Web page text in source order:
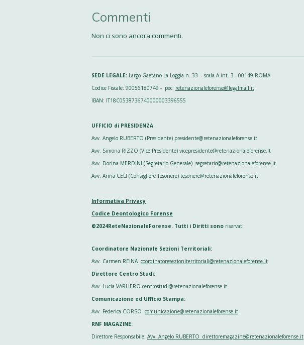
Commenti
Non ci sono ancora commenti.
SEDE LEGALE: Largo Gaetano La Loggia n. 33 - scala A int. 3 - 00149 ROMA
Codice Fiscale: 90056180749 - pec: retenazionaleforense@legalmail.it
IBAN: IT18C0538736740000003396555
UFFICIO di PRESIDENZA
Avv. Angelo RUBERTO (Presidente) presidente@retenazionaleforense.it
Avv. Simona RIZZO (Vice Presidente) vicepresidente@retenazionaleforense.it
Avv. Dorina MERDINI (Segretario Generale) segretario@retenazionaleforense.it
Avv. Anna CELI (Consigliere Tesoriere) tesoriere@retenazionaleforense.it
Informativa Privacy
Codice Deontologico Forense
©2024ReteNazionaleForense. Tutti i Diritti sono riservati
Coordinatore Nazionale Sezioni Territoriali:
Avv. Carmen REINA coordinatoresezioniterritoriali@retenazionaleforense.it
Direttore Centro Studi:
Avv. Lucia VARLIERO centrostudi@retenazionaleforense.it
Comunicazione ed Ufficio Stampa:
Avv. Federica CORSO comunicazione@retenazionaleforense.it
RNF MAGAZINE:
Direttore Responsabile: Avv. Angelo RUBERTO direttoremagazine@retenazionaleforense.it